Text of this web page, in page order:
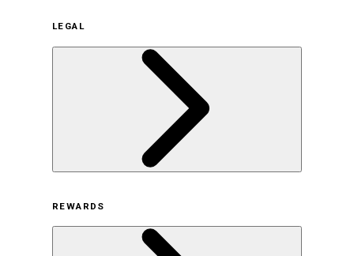
サステナビリティの取り組み（日本）
サステナビリティの取り組み（米国/英語）
ヒストリー
採用情報
LEGAL
オンラインストア利用規約
プライバシーポリシー
REWARDS